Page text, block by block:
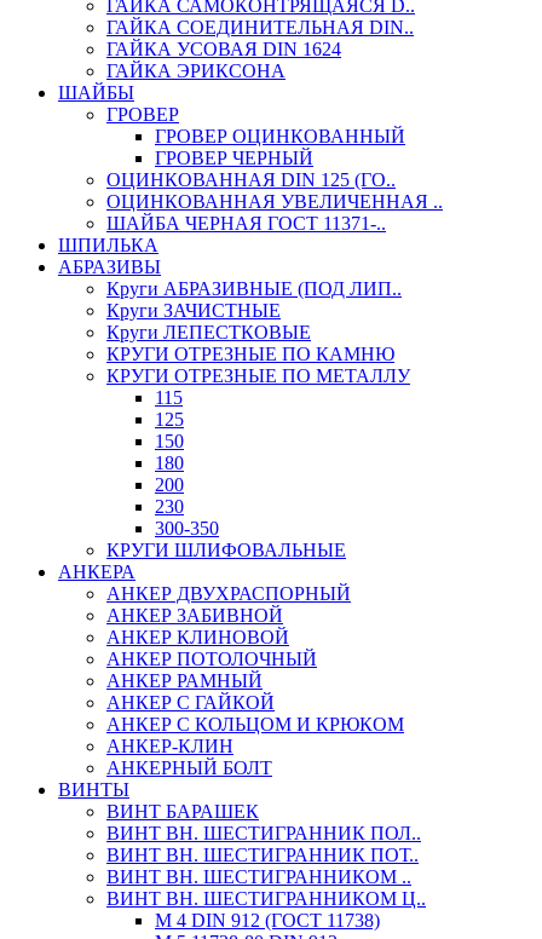
ГАЙКА САМОКОНТРЯЩАЯСЯ D..
ГАЙКА СОЕДИНИТЕЛЬНАЯ DIN..
ГАЙКА УСОВАЯ DIN 1624
ГАЙКА ЭРИКСОНА
ШАЙБЫ
ГРОВЕР
ГРОВЕР ОЦИНКОВАННЫЙ
ГРОВЕР ЧЕРНЫЙ
ОЦИНКОВАННАЯ DIN 125 (ГО..
ОЦИНКОВАННАЯ УВЕЛИЧЕННАЯ ..
ШАЙБА ЧЕРНАЯ ГОСТ 11371-..
ШПИЛЬКА
АБРАЗИВЫ
Круги АБРАЗИВНЫЕ (ПОД ЛИП..
Круги ЗАЧИСТНЫЕ
Круги ЛЕПЕСТКОВЫЕ
КРУГИ ОТРЕЗНЫЕ ПО КАМНЮ
КРУГИ ОТРЕЗНЫЕ ПО МЕТАЛЛУ
115
125
150
180
200
230
300-350
КРУГИ ШЛИФОВАЛЬНЫЕ
АНКЕРА
АНКЕР ДВУХРАСПОРНЫЙ
АНКЕР ЗАБИВНОЙ
АНКЕР КЛИНОВОЙ
АНКЕР ПОТОЛОЧНЫЙ
АНКЕР РАМНЫЙ
АНКЕР С ГАЙКОЙ
АНКЕР С КОЛЬЦОМ И КРЮКОМ
АНКЕР-КЛИН
АНКЕРНЫЙ БОЛТ
ВИНТЫ
ВИНТ БАРАШЕК
ВИНТ ВН. ШЕСТИГРАННИК ПОЛ..
ВИНТ ВН. ШЕСТИГРАННИК ПОТ..
ВИНТ ВН. ШЕСТИГРАННИКОМ ..
ВИНТ ВН. ШЕСТИГРАННИКОМ Ц..
М 4 DIN 912 (ГОСТ 11738)